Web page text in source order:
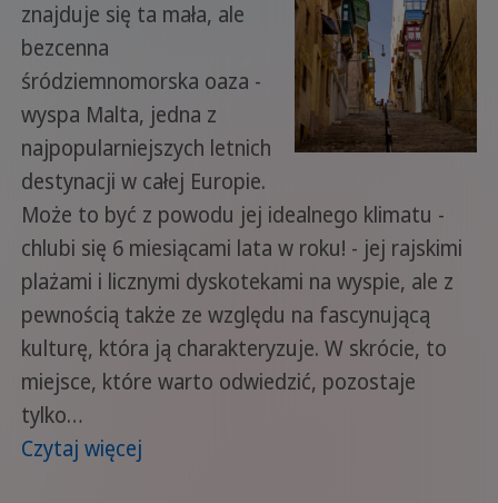
znajduje się ta mała, ale
bezcenna
śródziemnomorska oaza -
wyspa Malta, jedna z
najpopularniejszych letnich
destynacji w całej Europie.
Może to być z powodu jej idealnego klimatu -
chlubi się 6 miesiącami lata w roku! - jej rajskimi
plażami i licznymi dyskotekami na wyspie, ale z
pewnością także ze względu na fascynującą
kulturę, która ją charakteryzuje. W skrócie, to
miejsce, które warto odwiedzić, pozostaje
tylko…
Czytaj więcej